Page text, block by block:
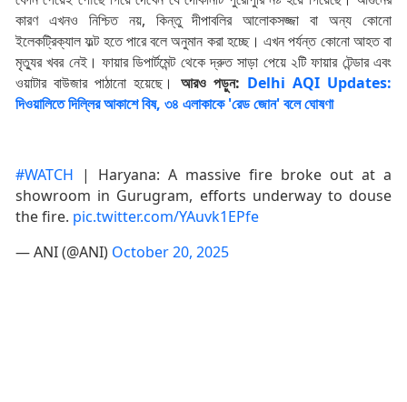
কারণ এখনও নিশ্চিত নয়, কিন্তু দীপাবলির আলোকসজ্জা বা অন্য কোনো
ইলেকট্রিক্যাল ফল্ট হতে পারে বলে অনুমান করা হচ্ছে। এখন পর্যন্ত কোনো আহত বা
মৃত্যুর খবর নেই। ফায়ার ডিপার্টমেন্ট থেকে দ্রুত সাড়া পেয়ে ২টি ফায়ার টেন্ডার এবং
ওয়াটার বাউজার পাঠানো হয়েছে। আরও পড়ুন: Delhi AQI Updates:
দিওয়ালিতে দিল্লির আকাশে বিষ, ৩৪ এলাকাকে 'রেড জোন' বলে ঘোষণা
#WATCH | Haryana: A massive fire broke out at a
showroom in Gurugram, efforts underway to douse
the fire. pic.twitter.com/YAuvk1EPfe
— ANI (@ANI) October 20, 2025